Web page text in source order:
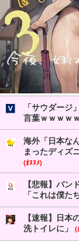
「サウダージ
言葉ｗｗｗｗ
海外「日本な
まったディズ
(ｵﾇﾇﾒ)
【悲報】バ
「これは僕
【速報】日本
洗トイレに」
(